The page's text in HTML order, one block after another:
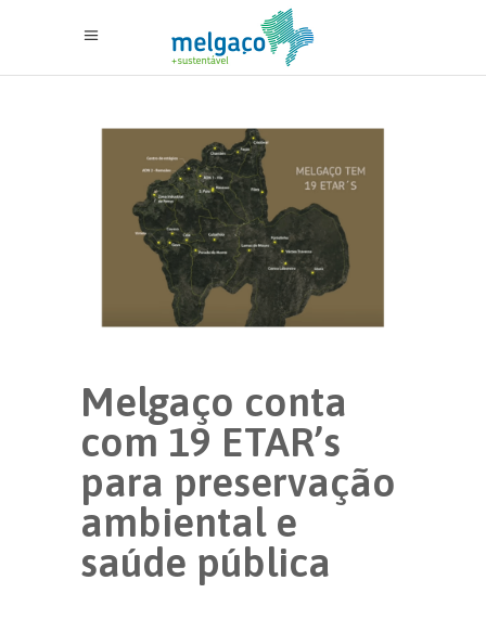
Melgaço conta
com 19 ETAR’s
para preservação
ambiental e
saúde pública